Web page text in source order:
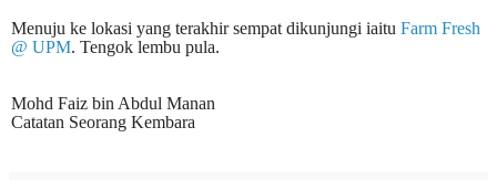
Menuju ke lokasi yang terakhir sempat dikunjungi iaitu Farm Fresh
@ UPM. Tengok lembu pula.
Mohd Faiz bin Abdul Manan
Catatan Seorang Kembara